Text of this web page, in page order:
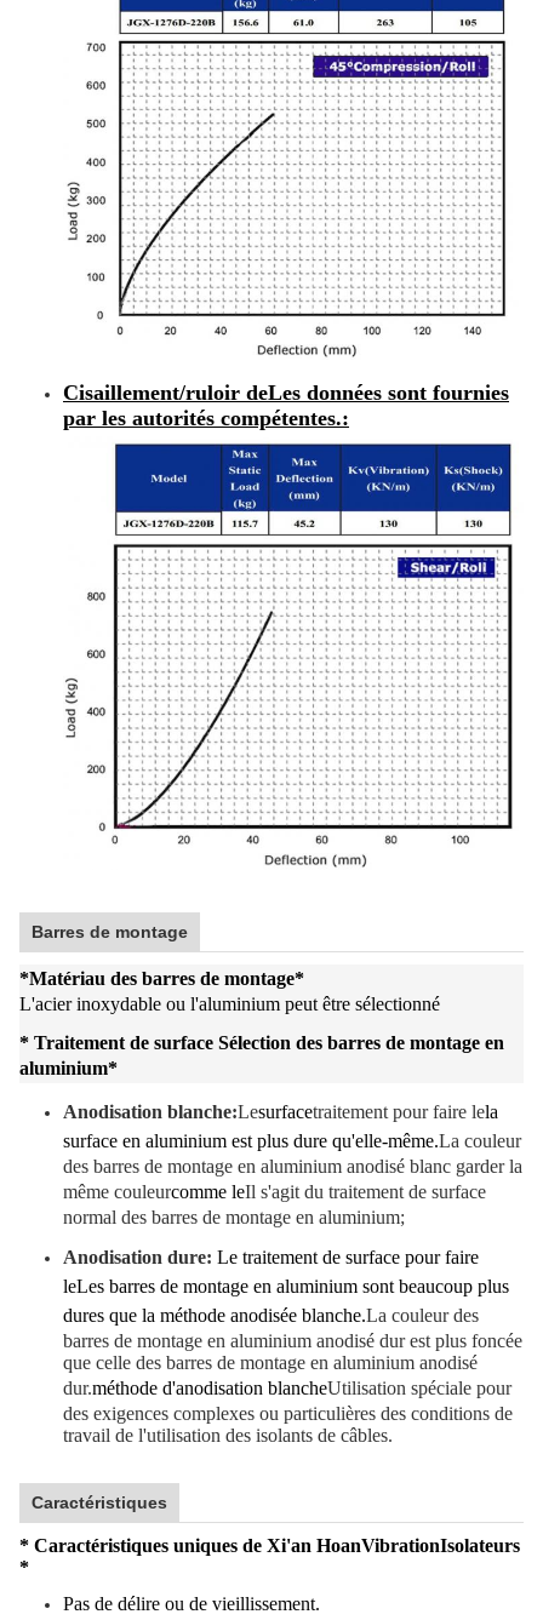
Cisaillement/ruloir deLes données sont fournies
par les autorités compétentes.:
Barres de montage
*Matériau des barres de montage*
L'acier inoxydable ou l'aluminium peut être sélectionné
* Traitement de surface Sélection des barres de montage en
aluminium*
Anodisation blanche:Lesurfacetraitement pour faire lela
surface en aluminium est plus dure qu'elle-même.La couleur
des barres de montage en aluminium anodisé blanc garder la
même couleurcomme leIl s'agit du traitement de surface
normal des barres de montage en aluminium;
Anodisation dure: Le traitement de surface pour faire
leLes barres de montage en aluminium sont beaucoup plus
dures que la méthode anodisée blanche.La couleur des
barres de montage en aluminium anodisé dur est plus foncée
que celle des barres de montage en aluminium anodisé
dur.méthode d'anodisation blancheUtilisation spéciale pour
des exigences complexes ou particulières des conditions de
travail de l'utilisation des isolants de câbles.
Caractéristiques
* Caractéristiques uniques de Xi'an HoanVibrationIsolateurs
*
Pas de délire ou de vieillissement.